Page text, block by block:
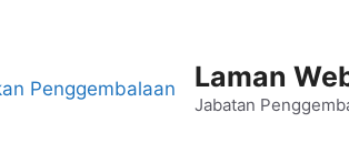
Laman
Jabatan